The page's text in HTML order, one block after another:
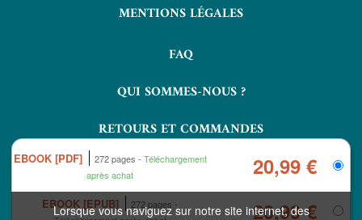
Lorsque vous naviguez sur notre site internet, des
EBOOK [PDF] 272 pages
Téléchargement
après achat
20,99 €
EBOOK [EPUB]
272 pages
20,99 €
MENTIONS LÉGALES
FAQ
QUI SOMMES-NOUS ?
RETOURS ET COMMANDES